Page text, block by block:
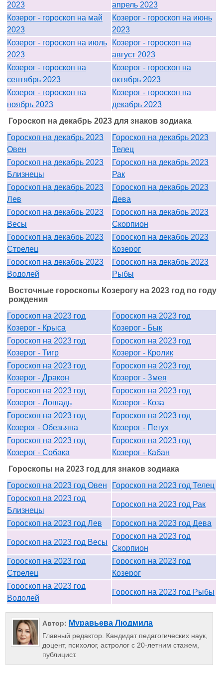
2023
апрель 2023
Козерог - гороскоп на май
2023
Козерог - гороскоп на июнь
2023
Козерог - гороскоп на июль
2023
Козерог - гороскоп на
август 2023
Козерог - гороскоп на
сентябрь 2023
Козерог - гороскоп на
октябрь 2023
Козерог - гороскоп на
ноябрь 2023
Козерог - гороскоп на
декабрь 2023
Гороскоп на декабрь 2023 для знаков зодиака
Гороскоп на декабрь 2023
Овен
Гороскоп на декабрь 2023
Телец
Гороскоп на декабрь 2023
Близнецы
Гороскоп на декабрь 2023
Рак
Гороскоп на декабрь 2023
Лев
Гороскоп на декабрь 2023
Дева
Гороскоп на декабрь 2023
Весы
Гороскоп на декабрь 2023
Скорпион
Гороскоп на декабрь 2023
Стрелец
Гороскоп на декабрь 2023
Козерог
Гороскоп на декабрь 2023
Водолей
Гороскоп на декабрь 2023
Рыбы
Восточные гороскопы Козерогу на 2023 год по году
рождения
Гороскоп на 2023 год
Козерог - Крыса
Гороскоп на 2023 год
Козерог - Бык
Гороскоп на 2023 год
Козерог - Тигр
Гороскоп на 2023 год
Козерог - Кролик
Гороскоп на 2023 год
Козерог - Дракон
Гороскоп на 2023 год
Козерог - Змея
Гороскоп на 2023 год
Козерог - Лошадь
Гороскоп на 2023 год
Козерог - Коза
Гороскоп на 2023 год
Козерог - Обезьяна
Гороскоп на 2023 год
Козерог - Петух
Гороскоп на 2023 год
Козерог - Собака
Гороскоп на 2023 год
Козерог - Кабан
Гороскопы на 2023 год для знаков зодиака
Гороскоп на 2023 год Овен
Гороскоп на 2023 год Телец
Гороскоп на 2023 год
Близнецы
Гороскоп на 2023 год Рак
Гороскоп на 2023 год Лев Гороскоп на 2023 год Дева
Гороскоп на 2023 год Весы
Гороскоп на 2023 год
Скорпион
Гороскоп на 2023 год
Стрелец
Гороскоп на 2023 год
Козерог
Гороскоп на 2023 год
Водолей
Гороскоп на 2023 год Рыбы
Автор: Муравьева Людмила
Главный редактор. Кандидат педагогических наук,
доцент, психолог, астролог с 20-летним стажем,
публицист.